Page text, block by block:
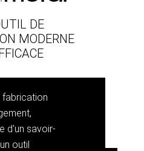
DE
MODERNE
fabrication
d'un savoir-
outil